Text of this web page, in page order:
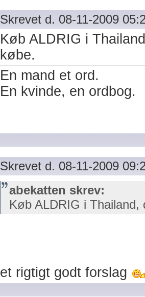
Skrevet d. 08-11-2009
Køb ALDRIG i
købe.
En mand et ord.
En kvinde, en ordbog.
Skrevet d. 08-11-2009
abekatten skrev:
Køb ALDRIG i
et rigtigt godt forslag